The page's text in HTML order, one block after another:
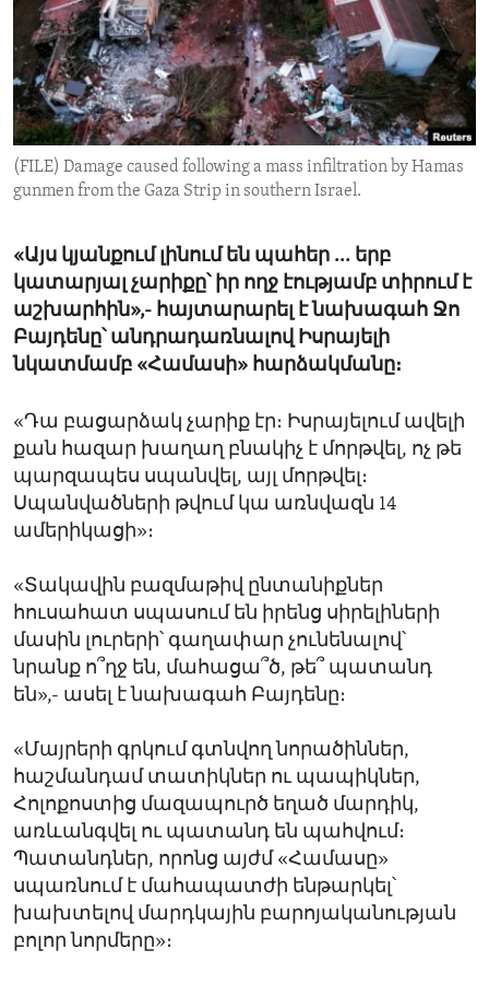
ENVIRONMENT AND HEALTH
IDEALS AND INSTITUTIONS
(FILE) Damage caused following a mass infiltration by Hamas
gunmen from the Gaza Strip in southern Israel.
«Այս կյանքում լինում են պահեր ... երբ
կատարյալ չարիքը՝ իր ողջ էությամբ տիրում է
աշխարհին»,- հայտարարել է նախագահ Ջո
Բայդենը՝ անդրադառնալով Իսրայելի
նկատմամբ «Համասի» հարձակմանը։
«Դա բացարձակ չարիք էր։ Իսրայելում ավելի
քան հազար խաղաղ բնակիչ է մորթվել, ոչ թե
պարզապես սպանվել, այլ մորթվել։
Սպանվածների թվում կա առնվազն 14
ամերիկացի»։
«Տակավին բազմաթիվ ընտանիքներ
հուսահատ սպասում են իրենց սիրելիների
մասին լուրերի՝ գաղափար չունենալով՝
նրանք ո՞ղջ են, մահացա՞ծ, թե՞ պատանդ
են»,- ասել է նախագահ Բայդենը։
«Մայրերի գրկում գտնվող նորածիններ,
հաշմանդամ տատիկներ ու պապիկներ,
Հոլոքոստից մազապուրծ եղած մարդիկ,
առևանգվել ու պատանդ են պահվում։
Պատանդներ, որոնց այժմ «Համասը»
սպառնում է մահապատժի ենթարկել՝
խախտելով մարդկային բարոյականության
բոլոր նորմերը»։